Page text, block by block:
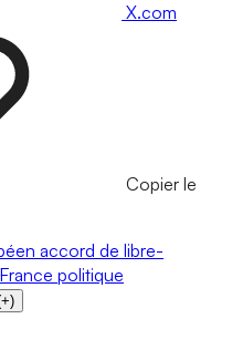
X.com
Copier le
accord de libre-
France politique
+)